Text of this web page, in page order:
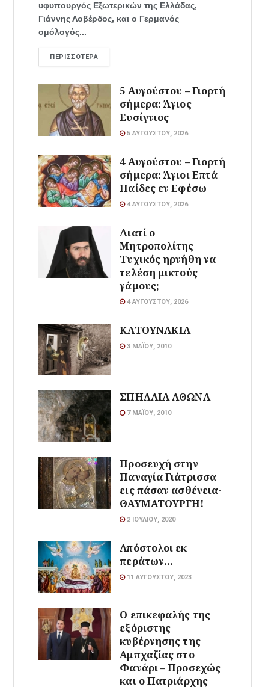
υφυπουργός Εξωτερικών της Ελλάδας,
Γιάννης Λοβέρδος, και ο Γερμανός
ομόλογός...
ΠΕΡΙΣΣΌΤΕΡΑ
5 Αυγούστου – Γιορτή
σήμερα: Άγιος
Ευσίγνιος
5 ΑΥΓΟΎΣΤΟΥ, 2026
4 Αυγούστου – Γιορτή
σήμερα: Άγιοι Επτά
Παίδες εν Εφέσω
4 ΑΥΓΟΎΣΤΟΥ, 2026
Διατί ο
Μητροπολίτης
Τυχικός ηρνήθη να
τελέση μικτούς
γάμους;
4 ΑΥΓΟΎΣΤΟΥ, 2026
ΚΑΤΟΥΝΑΚΙΑ
3 ΜΑΪ́ΟΥ, 2010
ΣΠΗΛΑΙΑ ΑΘΩΝΑ
7 ΜΑΪ́ΟΥ, 2010
Προσευχή στην
Παναγία Γιάτρισσα
εις πάσαν ασθένεια-
ΘΑΥΜΑΤΟΥΡΓΗ!
2 ΙΟΥΛΊΟΥ, 2020
Απόστολοι εκ
περάτων…
11 ΑΥΓΟΎΣΤΟΥ, 2023
Ο επικεφαλής της
εξόριστης
κυβέρνησης της
Αμπχαζίας στο
Φανάρι – Προσεχώς
και ο Πατριάρχης